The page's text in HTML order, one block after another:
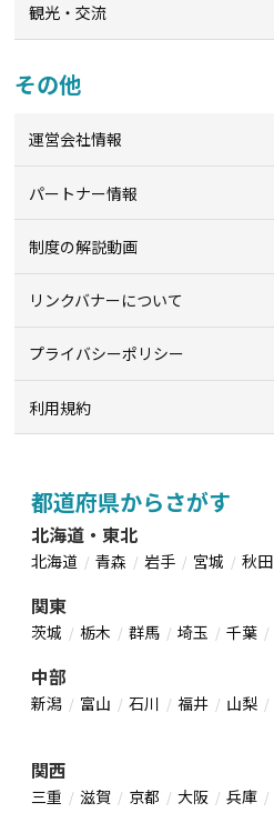
観光・交流
その他
運営会社情報
パートナー情報
制度の解説動画
リンクバナーについて
プライバシーポリシー
利用規約
都道府県からさがす
北海道・東北
北海道 青森 岩手 宮城 秋田
関東
茨城 栃木 群馬 埼玉 千葉
中部
新潟 富山 石川 福井 山梨
関西
三重 滋賀 京都 大阪 兵庫